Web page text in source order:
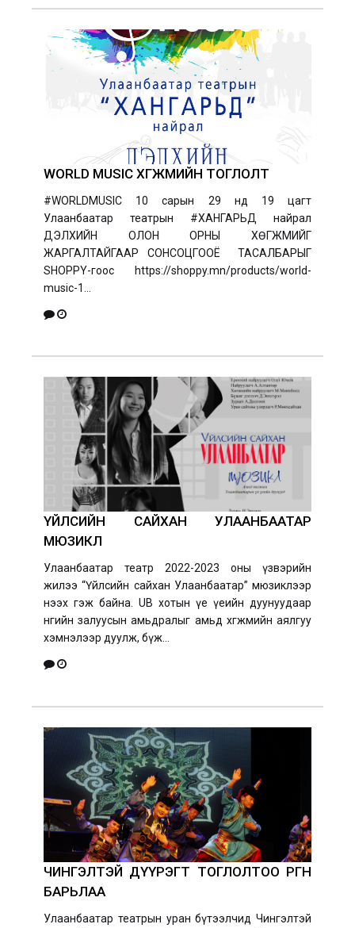
WORLD MUSIC ХӨГЖМИЙН ТОГЛОЛТ
#WORLDMUSIC 10 сарын 29 нд 19 цагт
Улаанбаатар театрын #ХАНГАРЬД найрал
ДЭЛХИЙН ОЛОН ОРНЫ ХӨГЖМИЙГ
ЖАРГАЛТАЙГААР СОНСОЦГООЁ ТАСАЛБАРЫГ
SHOPPY-гоос https://shoppy.mn/products/world-
music-1...
ҮЙЛСИЙН САЙХАН УЛААНБААТАР
МЮЗИКЛ
Улаанбаатар театр 2022-2023 оны үзвэрийн
жилээ “Үйлсийн сайхан Улаанбаатар” мюзиклээр
нээх гэж байна. UB хотын үе үеийн дуунуудаар
өнөөгийн залуусын амьдралыг амьд хөгжмийн аялгуу
хэмнэлээр дуулж, бүж...
ЧИНГЭЛТЭЙ ДҮҮРЭГТ ТОГЛОЛТОО ӨРГӨН
БАРЬЛАА
Улаанбаатар театрын уран бүтээлчид Чингэлтэй